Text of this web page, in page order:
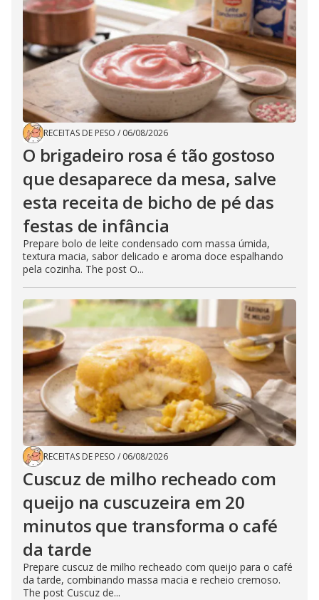
RECEITAS DE PESO / 06/08/2026
O brigadeiro rosa é tão gostoso
que desaparece da mesa, salve
esta receita de bicho de pé das
festas de infância
Prepare bolo de leite condensado com massa úmida,
textura macia, sabor delicado e aroma doce espalhando
pela cozinha. The post O...
RECEITAS DE PESO / 06/08/2026
Cuscuz de milho recheado com
queijo na cuscuzeira em 20
minutos que transforma o café
da tarde
Prepare cuscuz de milho recheado com queijo para o café
da tarde, combinando massa macia e recheio cremoso.
The post Cuscuz de...